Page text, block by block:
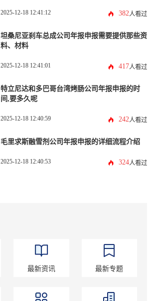
2025-12-18 12:41:12 382人看过
坦桑尼亚刹车总成公司年报申报需要提供那些资
料、材料
2025-12-18 12:41:01 417人看过
特立尼达和多巴哥台湾烤肠公司年报申报的时
间,要多久呢
2025-12-18 12:40:59 242人看过
毛里求斯融雪剂公司年报申报的详细流程介绍
2025-12-18 12:40:53 324人看过
最新资讯 最新专题